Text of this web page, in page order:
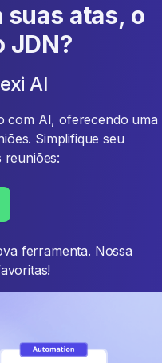
atas, o
JDN?
AI
com AI, oferecendo uma
Simplifique seu
reuniões:
ferramenta. Nossa